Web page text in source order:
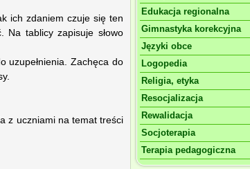
ich zdaniem czuje się ten
Na tablicy zapisuje słowo
uzupełnienia. Zachęca do
z uczniami na temat treści
Edukacja regionalna
Gimnastyka korekcyjna
Języki obce
Logopedia
Religia, etyka
Resocjalizacja
Rewalidacja
Socjoterapia
Terapia pedagogiczna